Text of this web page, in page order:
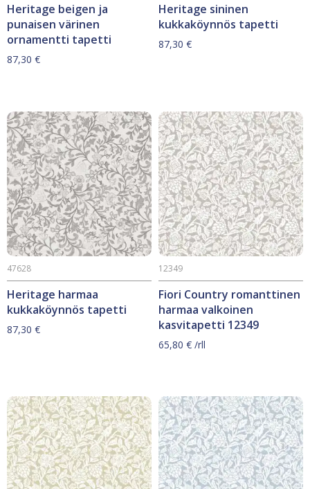
Heritage beigen ja
punaisen värinen
ornamentti tapetti
87,30 €
Heritage sininen
kukkaköynnös tapetti
87,30 €
Heritage harmaa
kukkaköynnös tapetti
47628
87,30 €
Fiori Country romanttinen
harmaa valkoinen
kasvitapetti 12349
12349
65,80 € /rll